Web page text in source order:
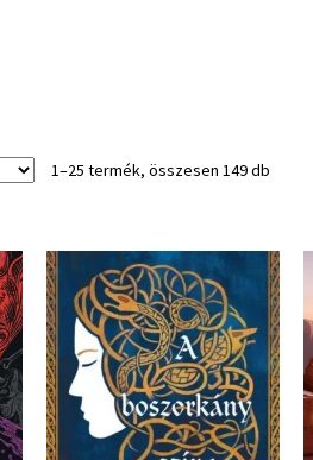
1–25 termék, összesen 149 db